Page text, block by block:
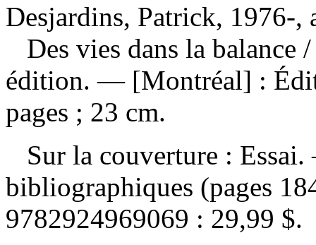
Desjardins, Patrick, 1976-,
Des vies dans la balance
édition. — [Montréal] :
pages ; 23 cm.
Sur la couverture :
bibliographiques (pages
9782924969069 : 29,99 $.